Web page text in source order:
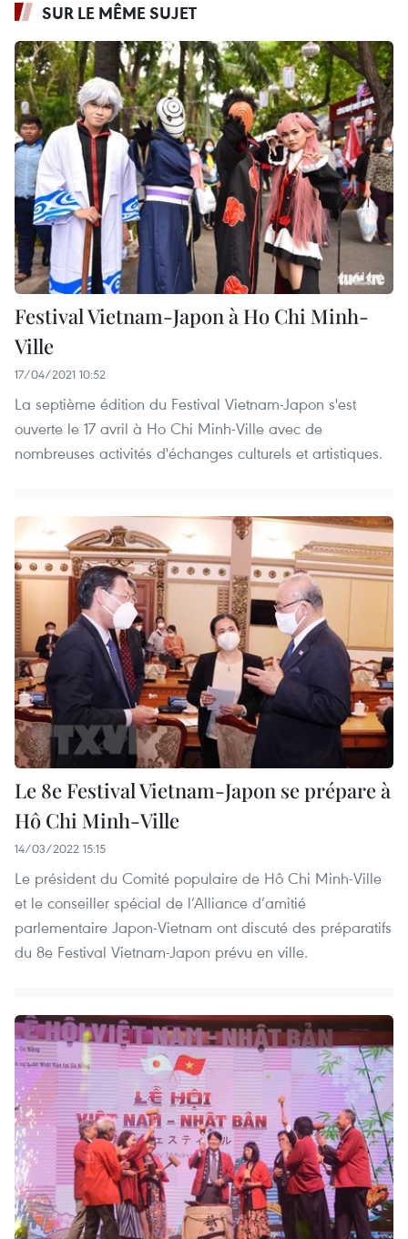
SUR LE MÊME SUJET
Festival Vietnam-Japon à Ho Chi Minh-
Ville
17/04/2021 10:52
La septième édition du Festival Vietnam-Japon s'est
ouverte le 17 avril à Ho Chi Minh-Ville avec de
nombreuses activités d'échanges culturels et artistiques.
Le 8e Festival Vietnam-Japon se prépare à
Hô Chi Minh-Ville
14/03/2022 15:15
Le président du Comité populaire de Hô Chi Minh-Ville
et le conseiller spécial de l’Alliance d’amitié
parlementaire Japon-Vietnam ont discuté des préparatifs
du 8e Festival Vietnam-Japon prévu en ville.